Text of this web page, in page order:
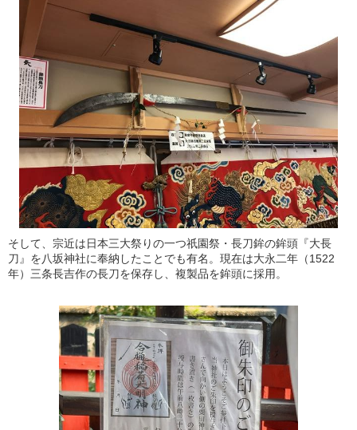
そして、宗近は日本三大祭りの一つ祇園祭・長刀鉾の鉾頭『大長
刀』を八坂神社に奉納したことでも有名。現在は大永二年（1522
年）三条長吉作の長刀を保存し、複製品を鉾頭に採用。